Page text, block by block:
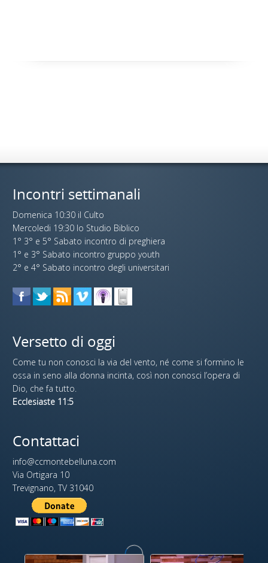
Incontri settimanali
Domenica 10:30 il Culto
Mercoledi 19:30 lo Studio Biblico
1° 3° e 5° Sabato incontro di preghiera
1° e 3° Sabato incontro gruppo youth
2° e 4° Sabato incontro degli universitari
Versetto di oggi
Come tu non conosci la via del vento, né come si formino le
ossa in seno alla donna incinta, così non conosci l’opera di
Dio, che fa tutto.
Ecclesiaste 11:5
Contattaci
info@ccmontebelluna.com
Via Ortigara 10
Trevignano, TV 31040